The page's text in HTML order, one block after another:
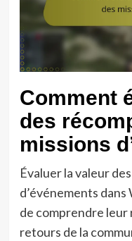
Comment
des
missions
Évaluer la valeur
d’événements
de comprendre
retours de la